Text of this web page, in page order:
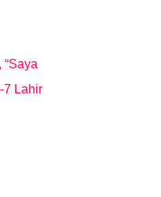
7 Lahir